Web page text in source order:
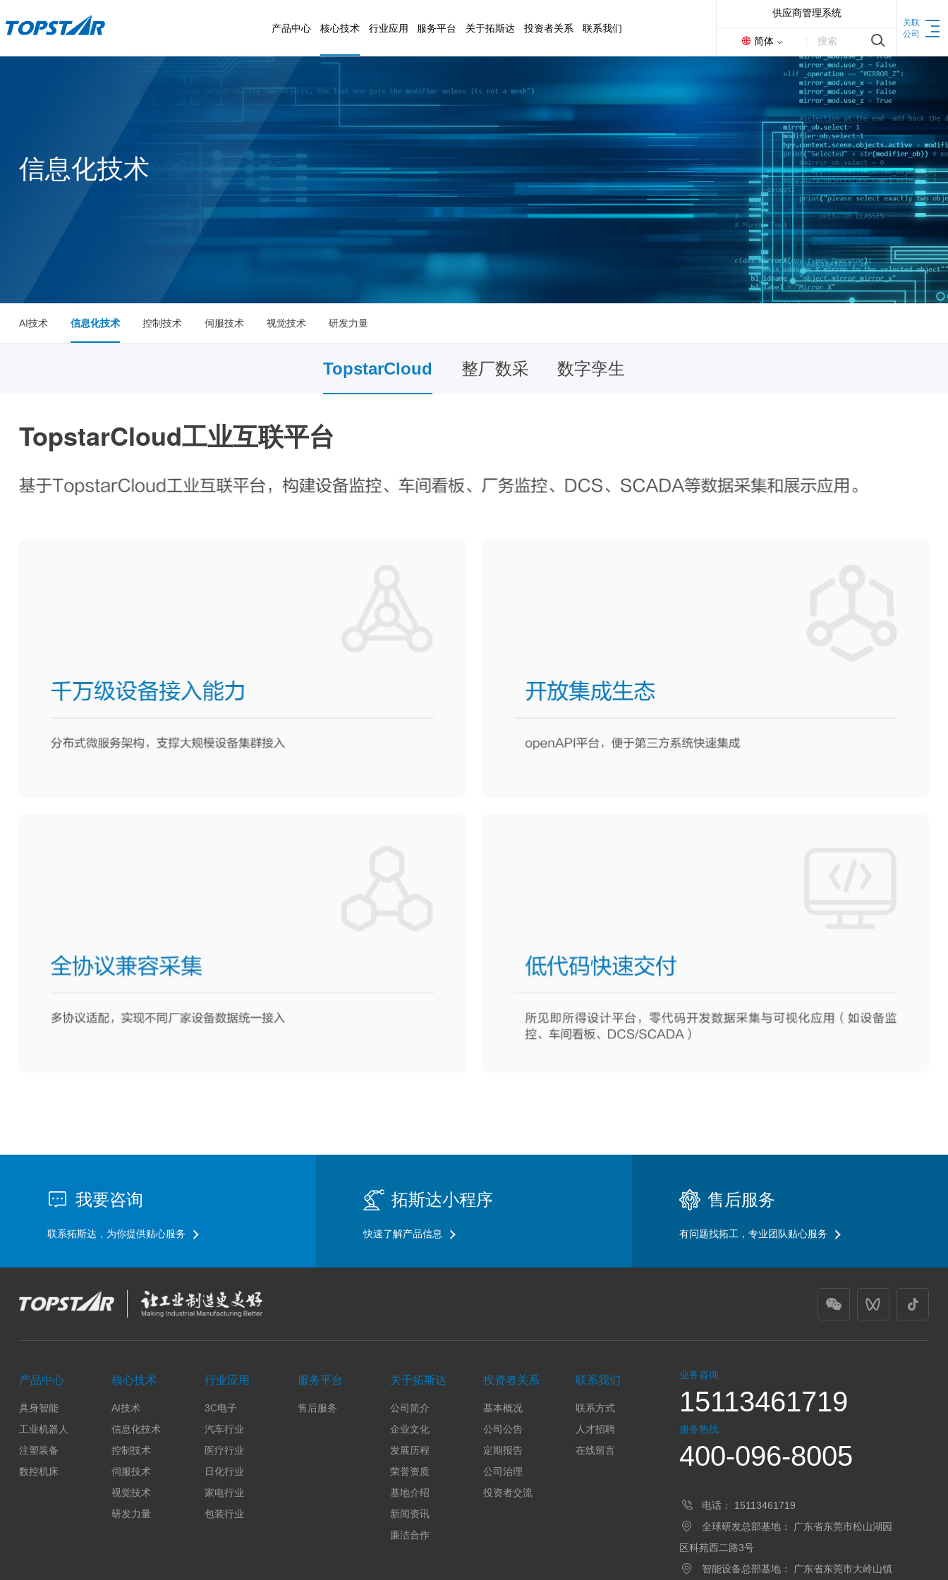
产品中心
拓星舰系列
工业机器人
六轴工业机器人（拓星云系列）
注塑装备
注塑机
注塑辅机
数控机床
五轴联动加工中心
核心技术
信息化技术
视觉技术
行业应用
汽车行业
家电行业
包装行业
服务平台
四快标准
服务流程
常见问题
我要报修
关于拓斯达
企业文化
发展历程
荣誉资质
基地介绍
新闻资讯
投资者关系
公司公告
定期报告
公司治理
投资者交流
联系我们
关联
公司
供应商管理系统
简体 搜索
信息化技术
AI技术 信息化技术 控制技术 伺服技术 视觉技术 研发力量
TopstarCloud 整厂数采 数字孪生
TopstarCloud工业互联平台
我要咨询
联系拓斯达，为你提供贴心服务
拓斯达小程序
快速了解产品信息
售后服务
有问题找拓工，专业团队贴心服务
产品中心
具身智能
工业机器人
注塑装备
数控机床
核心技术
AI技术
信息化技术
控制技术
伺服技术
视觉技术
研发力量
行业应用
3C电子
汽车行业
医疗行业
日化行业
家电行业
包装行业
服务平台
售后服务
关于拓斯达
公司简介
企业文化
发展历程
荣誉资质
基地介绍
新闻资讯
廉洁合作
投资者关系
基本概况
公司公告
定期报告
公司治理
投资者交流
联系我们
联系方式
人才招聘
在线留言
业务咨询
15113461719
服务热线
400-096-8005
电话：
15113461719
全球研发总部基地：
广东省东莞市松山湖园
区科苑西二路3号
智能设备总部基地：
广东省东莞市大岭山镇